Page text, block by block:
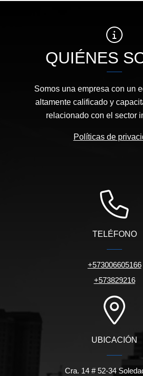
QUIÉNES
Somos una empresa con un
altamente calificado y
relacionado con el sector
Políticas de
TELÉFONO
+573006605166
+573829216
UBICACIÓN
Cra. 14 # 52-34